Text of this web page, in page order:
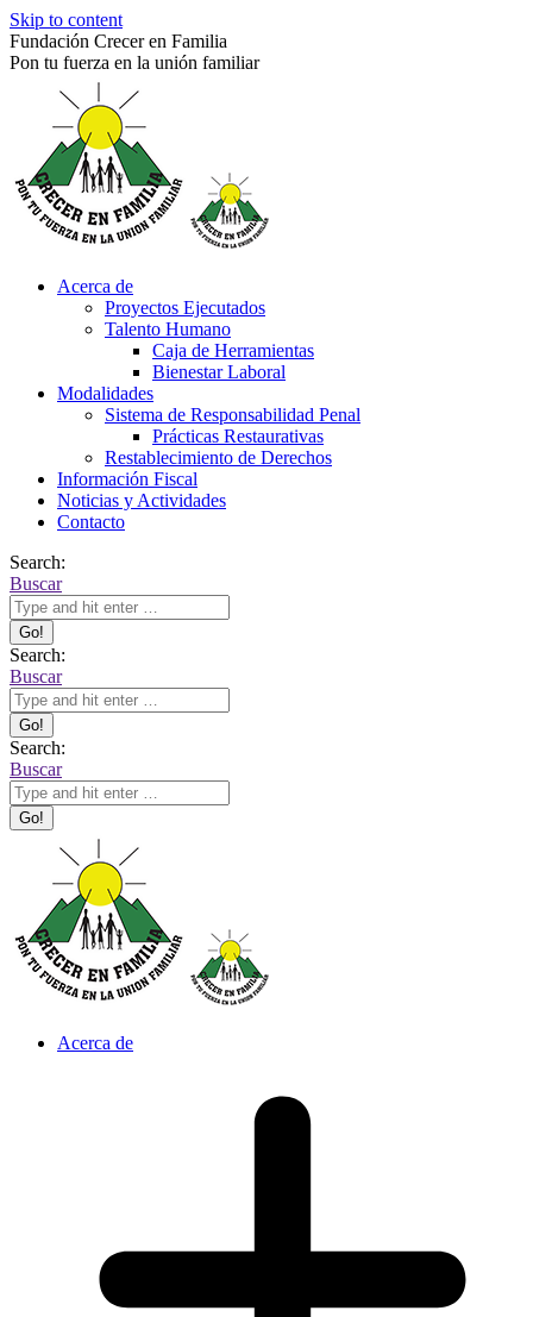
Skip to content
Fundación Crecer en Familia
Pon tu fuerza en la unión familiar
Acerca de
Proyectos Ejecutados
Talento Humano
Caja de Herramientas
Bienestar Laboral
Modalidades
Sistema de Responsabilidad Penal
Prácticas Restaurativas
Restablecimiento de Derechos
Información Fiscal
Noticias y Actividades
Contacto
Search:
Buscar
Search:
Buscar
Search:
Buscar
Acerca de